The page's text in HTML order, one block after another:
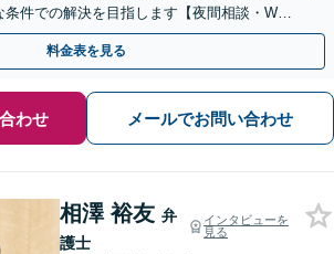
件での解決を目指します【夜間相談・WEB
密厳守】
料金表を見る
わせ メールでお問い合わせ
相澤 裕友 弁
護士
インタビューを
見る